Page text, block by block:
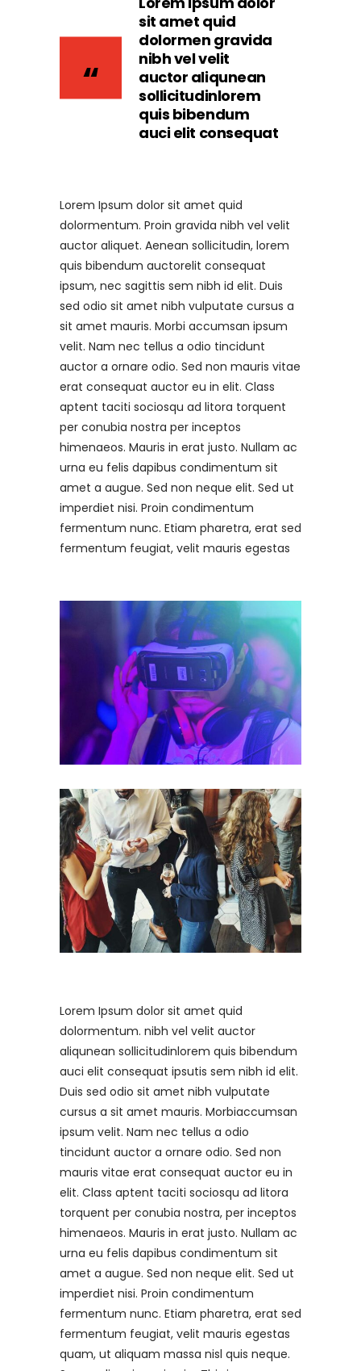
sit amet quid
dolormen gravida
nibh vel velit
auctor aliqunean
sollicitudinlorem
quis bibendum
auci elit consequat
Lorem Ipsum dolor sit amet quid
dolormentum. Proin gravida nibh vel velit
auctor aliquet. Aenean sollicitudin, lorem
quis bibendum auctorelit consequat
ipsum, nec sagittis sem nibh id elit. Duis
sed odio sit amet nibh vulputate cursus a
sit amet mauris. Morbi accumsan ipsum
velit. Nam nec tellus a odio tincidunt
auctor a ornare odio. Sed non mauris vitae
erat consequat auctor eu in elit. Class
aptent taciti sociosqu ad litora torquent
per conubia nostra per inceptos
himenaeos. Mauris in erat justo. Nullam ac
urna eu felis dapibus condimentum sit
amet a augue. Sed non neque elit. Sed ut
imperdiet nisi. Proin condimentum
fermentum nunc. Etiam pharetra, erat sed
fermentum feugiat, velit mauris egestas
Lorem Ipsum dolor sit amet quid
dolormentum. nibh vel velit auctor
aliqunean sollicitudinlorem quis bibendum
auci elit consequat ipsutis sem nibh id elit.
Duis sed odio sit amet nibh vulputate
cursus a sit amet mauris. Morbiaccumsan
ipsum velit. Nam nec tellus a odio
tincidunt auctor a ornare odio. Sed non
mauris vitae erat consequat auctor eu in
elit. Class aptent taciti sociosqu ad litora
torquent per conubia nostra, per inceptos
himenaeos. Mauris in erat justo. Nullam ac
urna eu felis dapibus condimentum sit
amet a augue. Sed non neque elit. Sed ut
imperdiet nisi. Proin condimentum
fermentum nunc. Etiam pharetra, erat sed
fermentum feugiat, velit mauris egestas
quam, ut aliquam massa nisl quis neque.